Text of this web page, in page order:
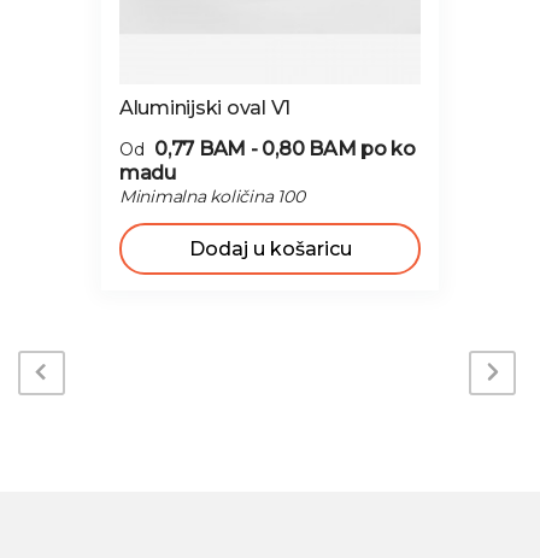
Aluminijski oval V1
Od 0,77 BAM - 0,80 BAM po ko
madu
Minimalna količina 100
Dodaj u košaricu